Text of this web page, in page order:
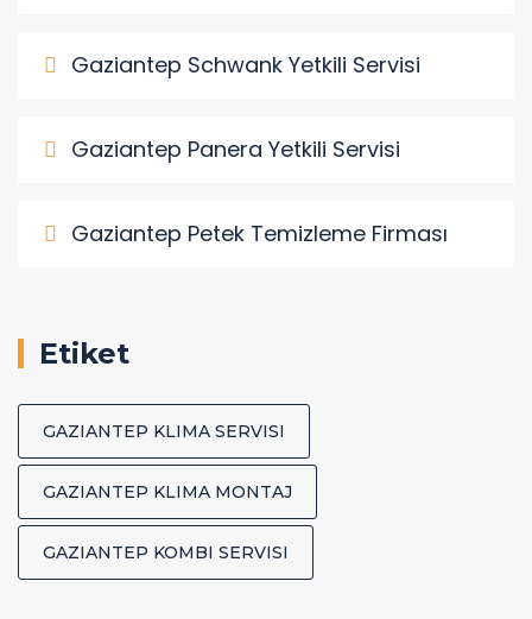
Gaziantep Schwank Yetkili Servisi
Gaziantep Panera Yetkili Servisi
Gaziantep Petek Temizleme Firması
Etiket
GAZIANTEP KLIMA SERVISI
GAZIANTEP KLIMA MONTAJ
GAZIANTEP KOMBI SERVISI